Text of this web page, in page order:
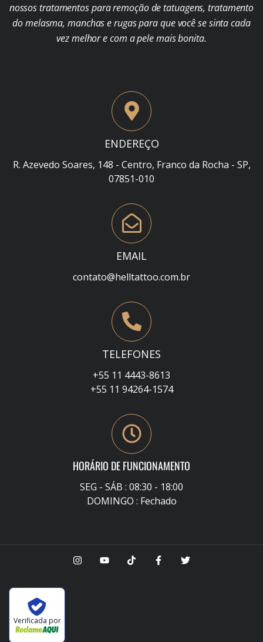
nossos tratamentos para remoção de tatuagens, tratamento
do melasma, manchas e rugas para que você se sinta cada
vez melhor e com a pele mais bonita.
ENDEREÇO
R. Azevedo Soares, 148 - Centro, Franco da Rocha - SP,
07851-010
EMAIL
contato@helltattoo.com.br
TELEFONES
+55 11 4443-8613
+55 11 94264-1574
HORÁRIO DE FUNCIONAMENTO
SEG - SÁB : 08:30 - 18:00
DOMINGO : Fechado
Verificada por